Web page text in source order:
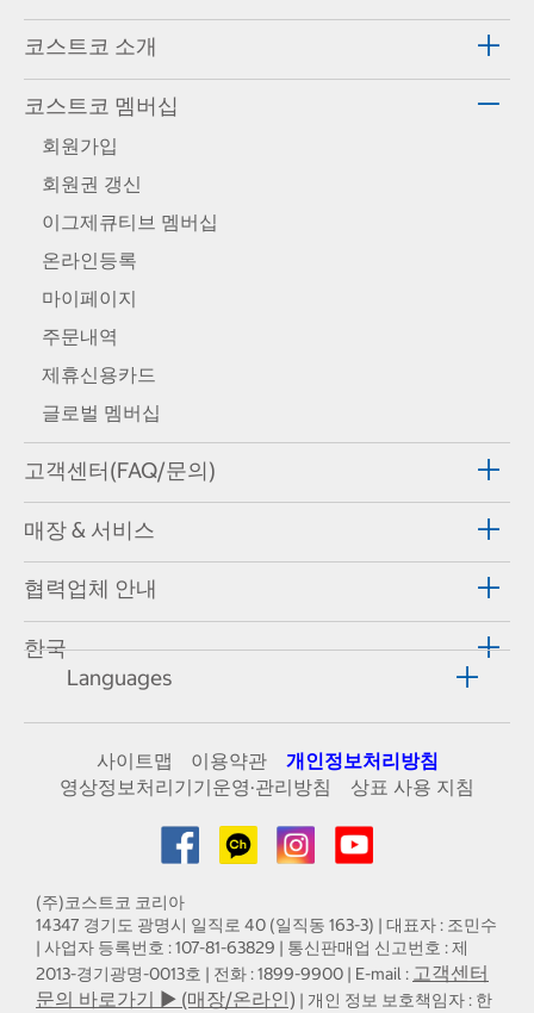
코스트코 소개
코스트코 멤버십
회원가입
회원권 갱신
이그제큐티브 멤버십
온라인등록
마이페이지
주문내역
제휴신용카드
글로벌 멤버십
고객센터(FAQ/문의)
매장 & 서비스
협력업체 안내
한국
Languages
사이트맵 이용약관
개인정보처리방침
영상정보처리기기운영·관리방침
상표 사용 지침
(주)코스트코 코리아
14347 경기도 광명시 일직로 40 (일직동 163-3) | 대표자 : 조민수
| 사업자 등록번호 : 107-81-63829 | 통신판매업 신고번호 : 제
2013-경기광명-0013호 | 전화 : 1899-9900 | E-mail : 고객센터
문의 바로가기 ▶ (매장/온라인) | 개인 정보 보호책임자 : 한